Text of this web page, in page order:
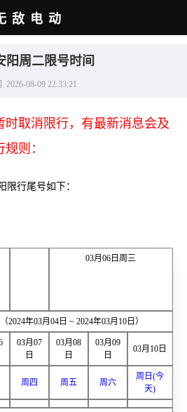
敌电动
阳周二限号时间
08-09 22:33:21
时取消限行，有最新消息会及
则：
限行尾号如下：
03月06日周三
2024年03月04日 ~ 2024年03月10日）
03月07
日
03月08
日
03月09
日
03月10日
周四 周五 周六
周日(今
天)